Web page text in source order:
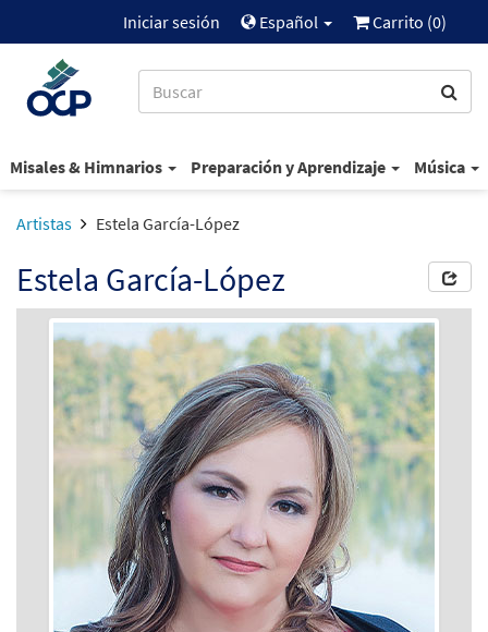
Iniciar sesión Español Carrito (0)
Misales & Himnarios Preparación y Aprendizaje Música
Artistas Estela García-López
Estela García-López